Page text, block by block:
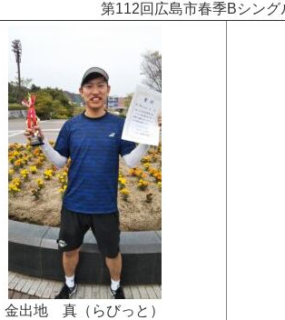
第112回広島市春季Bシング
金出地 真（らびっと）